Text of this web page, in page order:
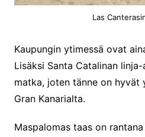
Las
Kaupungin ytimessä ovat
Lisäksi Santa Catalinan
matka, joten tänne on hyvät
Gran Kanarialta.
Maspalomas taas on